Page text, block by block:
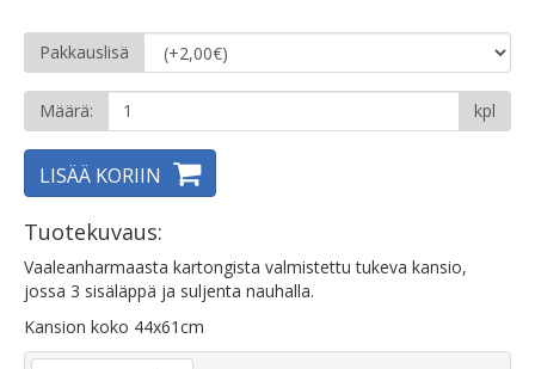
Pakkauslisä
Määrä: kpl
LISÄÄ KORIIN
Tuotekuvaus:
Vaaleanharmaasta kartongista valmistettu tukeva kansio,
jossa 3 sisäläppä ja suljenta nauhalla.
Kansion koko 44x61cm